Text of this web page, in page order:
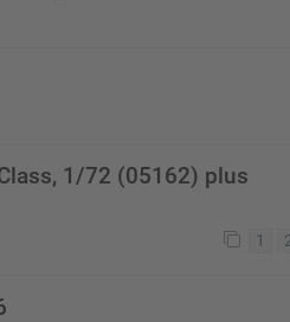
1/72 (05162) plus
1